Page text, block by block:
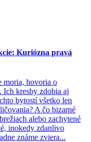
Kuriózna pravá
moria, hovoria o
Ich kresby zdobia aj
bytostí všetko len
A čo bizarné
alebo zachytené
inokedy zdanlivo
známe zviera...